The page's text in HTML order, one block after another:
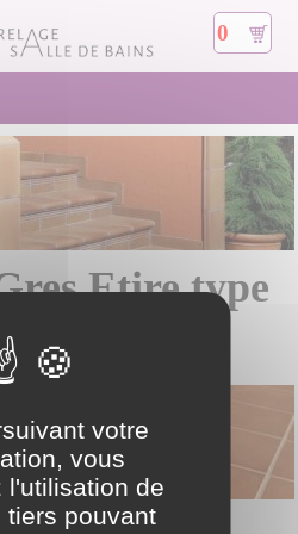
0
Etire type
d Artois
votre
vous
l'utilisation de
tiers pouvant